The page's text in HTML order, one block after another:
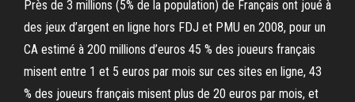
Près de 3 millions (5% de la population) de Français ont joué à
des jeux d’argent en ligne hors FDJ et PMU en 2008, pour un
CA estimé à 200 millions d’euros 45 % des joueurs français
misent entre 1 et 5 euros par mois sur ces sites en ligne, 43
% des joueurs français misent plus de 20 euros par mois, et